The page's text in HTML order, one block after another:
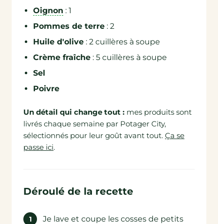
Oignon : 1
Pommes de terre : 2
Huile d'olive : 2 cuillères à soupe
Crème fraîche : 5 cuillères à soupe
Sel
Poivre
Un détail qui change tout : mes produits sont
livrés chaque semaine par Potager City,
sélectionnés pour leur goût avant tout. Ça se
passe ici.
Déroulé de la recette
Je lave et coupe les cosses de petits